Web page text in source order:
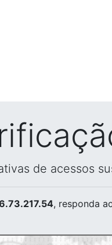
de acessos
, responda